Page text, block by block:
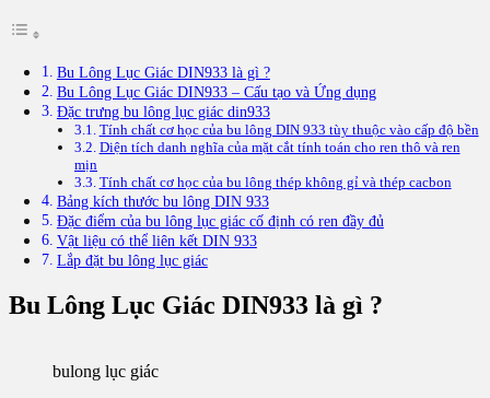
Bu Lông Lục Giác DIN933 là gì ?
Bu Lông Lục Giác DIN933 – Cấu tạo và Ứng dụng
Đặc trưng bu lông lục giác din933
Tính chất cơ học của bu lông DIN 933 tùy thuộc vào cấp độ bền
Diện tích danh nghĩa của mặt cắt tính toán cho ren thô và ren
mịn
Tính chất cơ học của bu lông thép không gỉ và thép cacbon
Bảng kích thước bu lông DIN 933
Đặc điểm của bu lông lục giác cố định có ren đầy đủ
Vật liệu có thể liên kết DIN 933
Lắp đặt bu lông lục giác
Bu Lông Lục Giác DIN933 là gì ?
bulong lục giác